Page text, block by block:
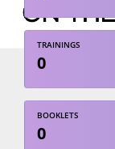
TRAININGS
0
BOOKLETS
0